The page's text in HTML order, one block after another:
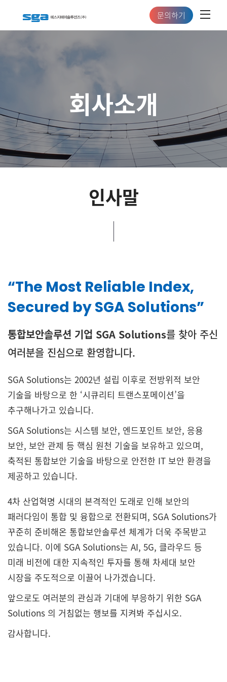
문의하기
회사소개
인사말
“The Most Reliable Index,
Secured by SGA Solutions”
통합보안솔루션 기업 SGA Solutions를 찾아 주신
여러분을 진심으로 환영합니다.
SGA Solutions는 2002년 설립 이후로 전방위적 보안
기술을 바탕으로 한 ‘시큐리티 트랜스포메이션’을
추구해나가고 있습니다.
SGA Solutions는 시스템 보안, 엔드포인트 보안, 응용
보안, 보안 관제 등 핵심 원천 기술을 보유하고 있으며,
축적된 통합보안 기술을 바탕으로 안전한 IT 보안 환경을
제공하고 있습니다.
4차 산업혁명 시대의 본격적인 도래로 인해 보안의
패러다임이 통합 및 융합으로 전환되며, SGA Solutions가
꾸준히 준비해온 통합보안솔루션 체계가 더욱 주목받고
있습니다. 이에 SGA Solutions는 AI, 5G, 클라우드 등
미래 비전에 대한 지속적인 투자를 통해 차세대 보안
시장을 주도적으로 이끌어 나가겠습니다.
앞으로도 여러분의 관심과 기대에 부응하기 위한 SGA
Solutions 의 거침없는 행보를 지켜봐 주십시오.
감사합니다.